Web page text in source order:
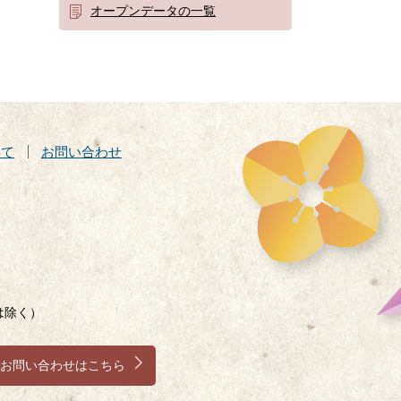
オープンデータの一覧
お問い合わせ
く）
問い合わせはこちら